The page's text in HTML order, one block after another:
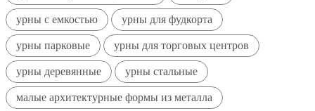
урны с емкостью урны для фудкорта
урны парковые урны для торговых центров
урны деревянные урны стальные
малые архитектурные формы из металла